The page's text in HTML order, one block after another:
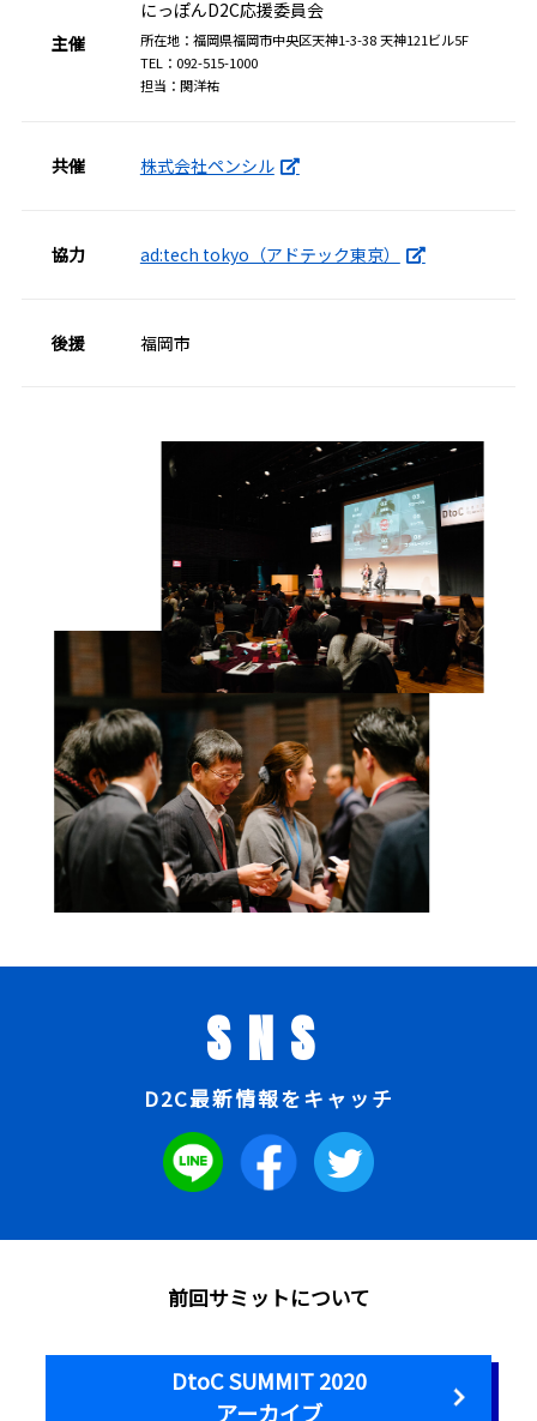
主催
にっぽんD2C応援委員会
所在地：福岡県福岡市中央区天神1-3-38 天神121ビル5F
TEL：092-515-1000
担当：関洋祐
共催 株式会社ペンシル
協力 ad:tech tokyo（アドテック東京）
後援 福岡市
SNS
D2C最新情報をキャッチ
前回サミットについて
DtoC SUMMIT 2020
アーカイブ